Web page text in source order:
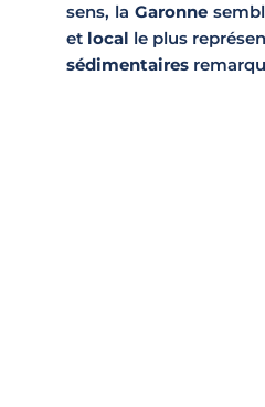
sens, la Garonne
et local le plus
sédimentaires